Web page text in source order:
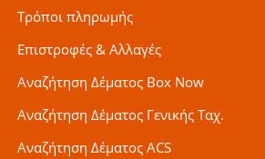
Τρόποι πληρωμής
Επιστροφές & Αλλαγές
Αναζήτηση Δέματος Box Now
Αναζήτηση Δέματος Γενικής Ταχ.
Αναζήτηση Δέματος ACS